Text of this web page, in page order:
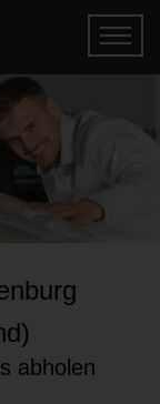
abholen